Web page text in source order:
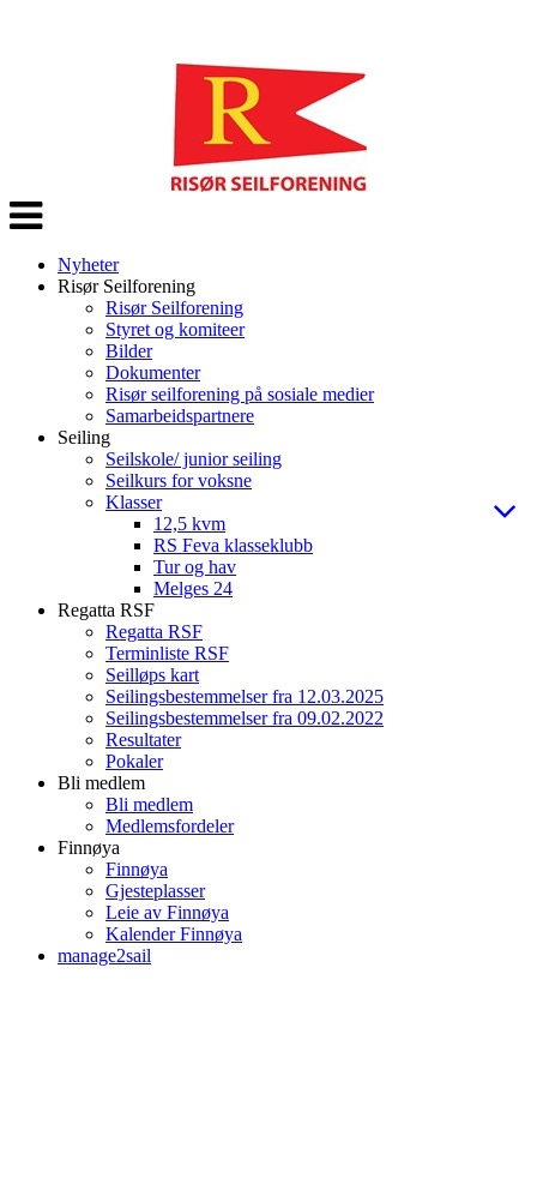
Veksle
navigasjon
Nyheter
Risør Seilforening
Risør Seilforening
Styret og komiteer
Bilder
Dokumenter
Risør seilforening på sosiale medier
Samarbeidspartnere
Seiling
Seilskole/ junior seiling
Seilkurs for voksne
Klasser
12,5 kvm
RS Feva klasseklubb
Tur og hav
Melges 24
Regatta RSF
Regatta RSF
Terminliste RSF
Seilløps kart
Seilingsbestemmelser fra 12.03.2025
Seilingsbestemmelser fra 09.02.2022
Resultater
Pokaler
Bli medlem
Bli medlem
Medlemsfordeler
Finnøya
Finnøya
Gjesteplasser
Leie av Finnøya
Kalender Finnøya
manage2sail